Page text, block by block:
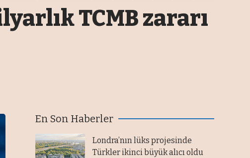
TCMB zararı
En Son Haberler
Londra’nın lüks projesinde
Türkler ikinci büyük alıcı oldu